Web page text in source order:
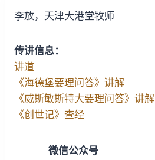
李放，天津大港堂牧师
传讲信息：
讲道
《海德堡要理问答》讲解
《威斯敏斯特大要理问答》讲解
《创世记》查经
微信公众号